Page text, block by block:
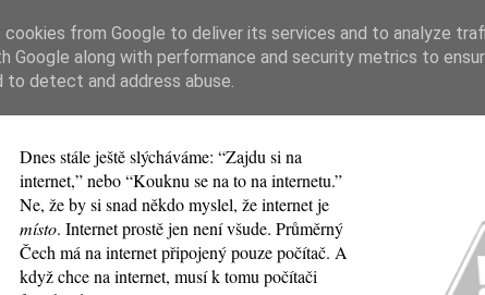
28. února 2011 ↴
Dnes stále ještě slýcháváme: “Zajdu si na
internet,” nebo “Kouknu se na to na internetu.”
Ne, že by si snad někdo myslel, že internet je
místo. Internet prostě jen není všude. Průměrný
Čech má na internet připojený pouze počítač. A
když chce na internet, musí k tomu počítači
cookies from Google to deliver its services and to analyze
Google along with performance and security metrics to
to detect and address abuse.